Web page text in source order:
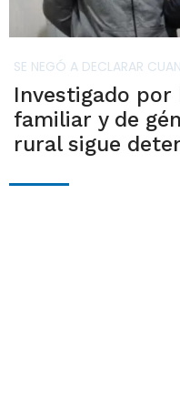
SE NEGÓ A DECLARAR
Investigado por
familiar y de
rural sigue